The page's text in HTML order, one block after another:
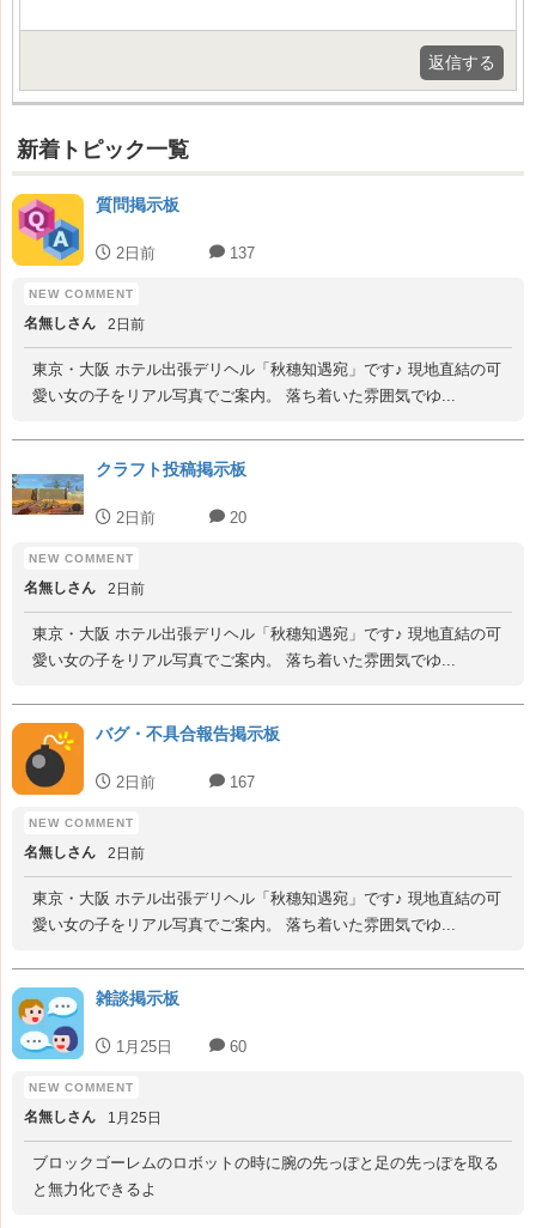
返信する
新着トピック一覧
質問掲示板
2日前 137
名無しさん 2日前
東京・大阪 ホテル出張デリヘル「秋穗知遇宛」です♪ 現地直結の可
愛い女の子をリアル写真でご案内。 落ち着いた雰囲気でゆ...
クラフト投稿掲示板
2日前 20
名無しさん 2日前
東京・大阪 ホテル出張デリヘル「秋穗知遇宛」です♪ 現地直結の可
愛い女の子をリアル写真でご案内。 落ち着いた雰囲気でゆ...
バグ・不具合報告掲示板
2日前 167
名無しさん 2日前
東京・大阪 ホテル出張デリヘル「秋穗知遇宛」です♪ 現地直結の可
愛い女の子をリアル写真でご案内。 落ち着いた雰囲気でゆ...
雑談掲示板
1月25日 60
名無しさん 1月25日
ブロックゴーレムのロボットの時に腕の先っぽと足の先っぽを取る
と無力化できるよ